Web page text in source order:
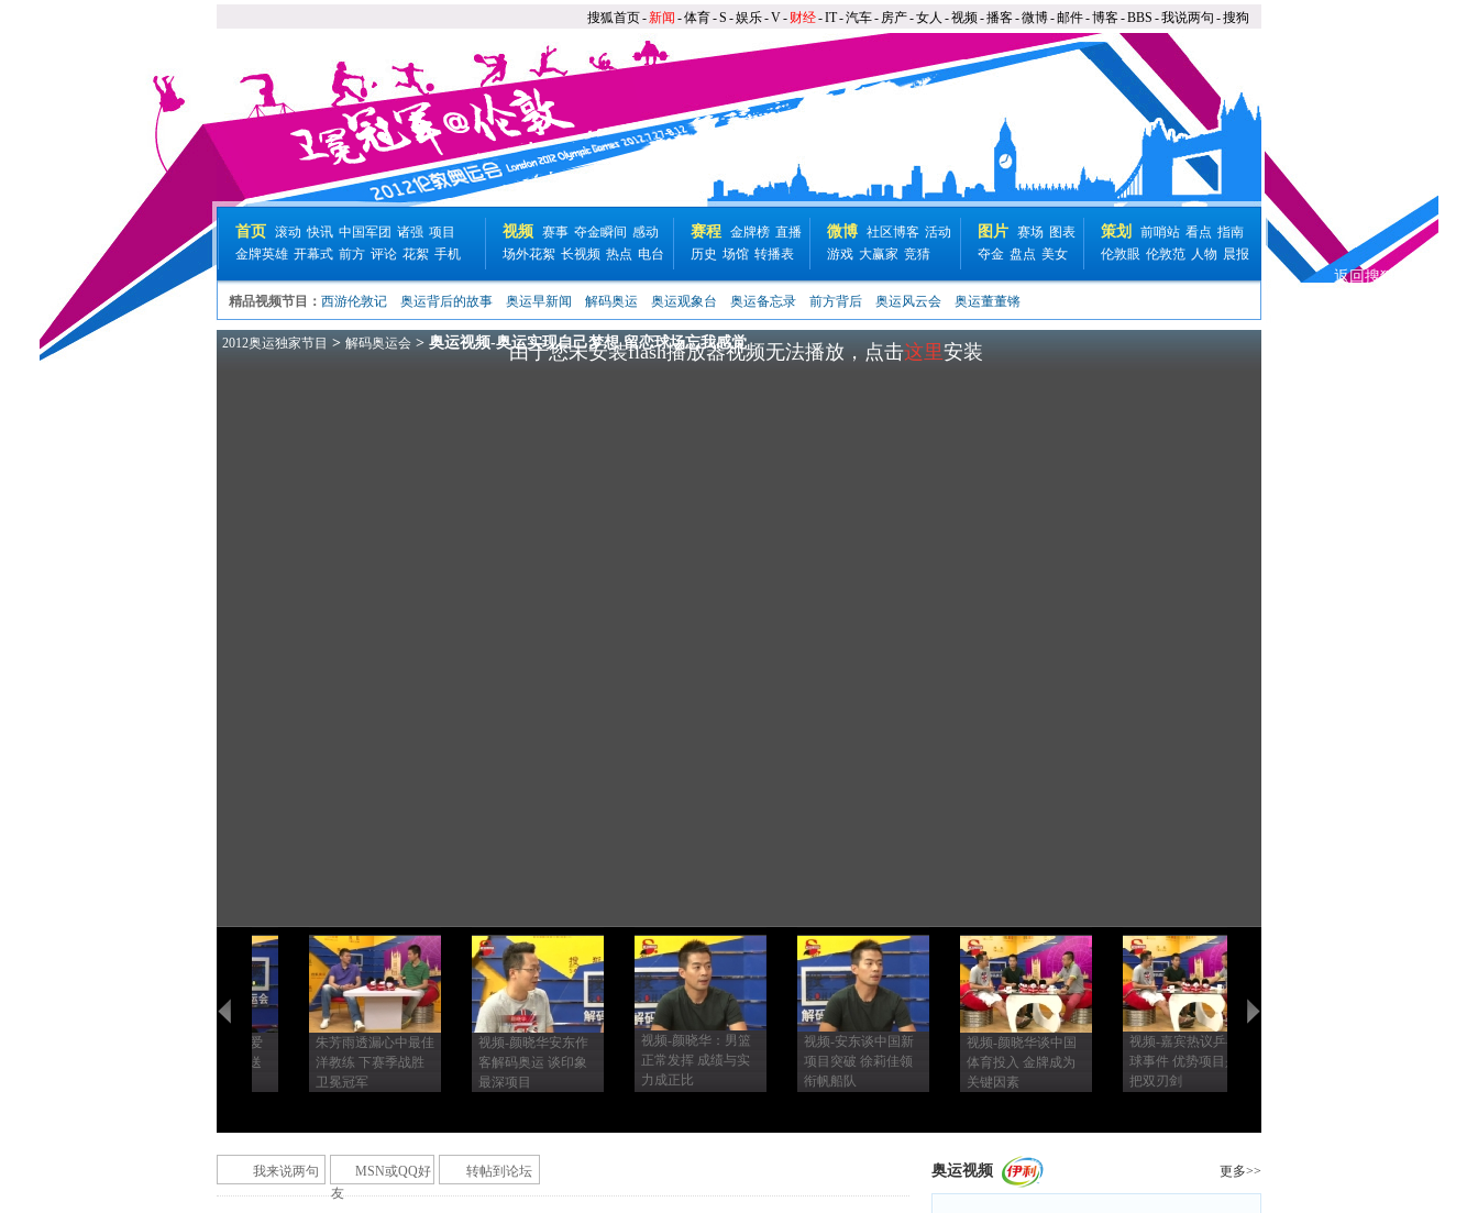
搜狐首页-新闻 -体育-S -娱乐-V- 财经-IT-汽车- 房产-女人 -视频-播客-微博-邮件-博客-BBS -我说两句 -搜狗
首页 滚动 快讯 中国军团 诸强 项目
金牌英雄 开幕式 前方 评论 花絮 手机
视频 赛事 夺金瞬间 感动
场外花絮 长视频 热点 电台
赛程 金牌榜 直播
历史 场馆 转播表
微博 社区博客 活动
游戏 大赢家 竞猜
图片 赛场 图表
夺金 盘点 美女
策划 前哨站 看点 指南
伦敦眼 伦敦范 人物 晨报
精品视频节目： 西游伦敦记 奥运背后的故事 奥运早新闻 解码奥运 奥运观象台 奥运备忘录 前方背后 奥运风云会 奥运董董锵
2012奥运独家节目 > 解码奥运会 > 奥运视频-奥运实现自己梦想 留恋球场忘我感觉
返回搜狐视频
由于您未安装flash播放器视频无法播放，点击这里安装
视频-朱芳雨谈两爱
子 国外征战不忘送
朱芳雨透漏心中最佳
洋教练 下赛季战胜
卫冕冠军
视频-颜晓华安东作
客解码奥运 谈印象
最深项目
视频-颜晓华：男篮
正常发挥 成绩与实
力成正比
视频-安东谈中国新
项目突破 徐莉佳领
衔帆船队
视频-颜晓华谈中国
体育投入 金牌成为
关键因素
视频-嘉宾热议乒乓
球事件 优势项目是
把双刃剑
我来说两句
MSN或QQ好
友
转帖到论坛 奥运视频 更多>>